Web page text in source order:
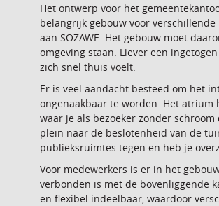
Het ontwerp voor het
belangrijk gebouw voor
aan SOZAWE. Het gebouw moet
omgeving staan. Liever een
zich snel thuis voelt.
Er is veel aandacht besteed om het
ongenaakbaar te worden. Het atrium
waar je als bezoeker zonder
plein naar de beslotenheid van de
publieksruimtes tegen en heb je
Voor medewerkers is er in het
verbonden is met de bovenliggende
en flexibel indeelbaar, waardoor